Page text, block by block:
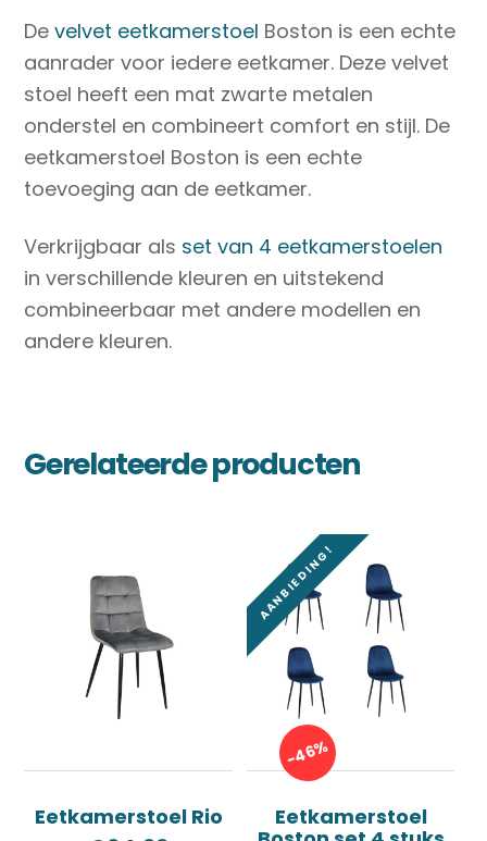
Develvet eetkamerstoel Boston is een echte
aanrader voor iedere eetkamer. Deze velvet
stoel heeft een mat zwarte metalen
onderstel en combineert comfort en stijl. De
eetkamerstoel Boston is een echte
toevoeging aan de eetkamer.
Verkrijgbaar als set van 4 eetkamerstoelen
in verschillende kleuren en uitstekend
combineerbaar met andere modellen en
andere kleuren.
Gerelateerde producten
Eetkamerstoel Rio
AANBIEDING!
-46%
Eetkamerstoel